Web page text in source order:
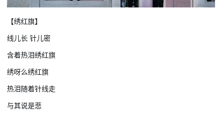
【绣红旗】
线儿长 针儿密
含着热泪绣红旗
绣呀么绣红旗
热泪随着针线走
与其说是悲